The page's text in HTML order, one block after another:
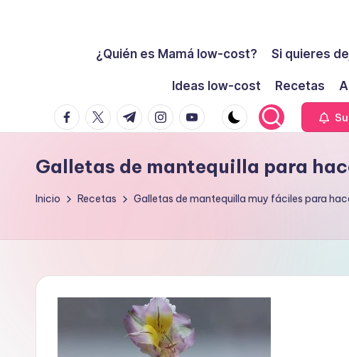
no
morir
en
el
¿Quién es Mamá low-cost? Si quieres
Ideas low-cost Recetas
facebook.com
twitter.com
t.me instagram.com
youtube.com
Galletas de mantequilla para
Inicio Recetas Galletas de mantequilla muy fáciles para